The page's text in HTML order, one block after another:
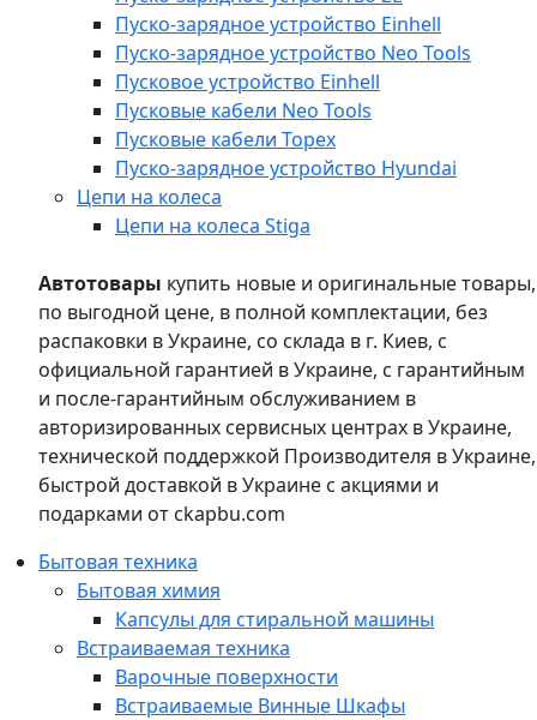
Пуско-зарядное устройство Einhell
Пуско-зарядное устройство Neo Tools
Пусковое устройство Einhell
Пусковые кабели Neo Tools
Пусковые кабели Topex
Пуско-зарядное устройство Hyundai
Цепи на колеса
Цепи на колеса Stiga
Автотовары купить новые и оригинальные товары,
по выгодной цене, в полной комплектации, без
распаковки в Украине, со склада в г. Киев, с
официальной гарантией в Украине, с гарантийным
и после-гарантийным обслуживанием в
авторизированных сервисных центрах в Украине,
технической поддержкой Производителя в Украине,
быстрой доставкой в Украине с акциями и
подарками от ckapbu.com
Бытовая техника
Бытовая химия
Капсулы для стиральной машины
Встраиваемая техника
Варочные поверхности
Встраиваемые Винные Шкафы